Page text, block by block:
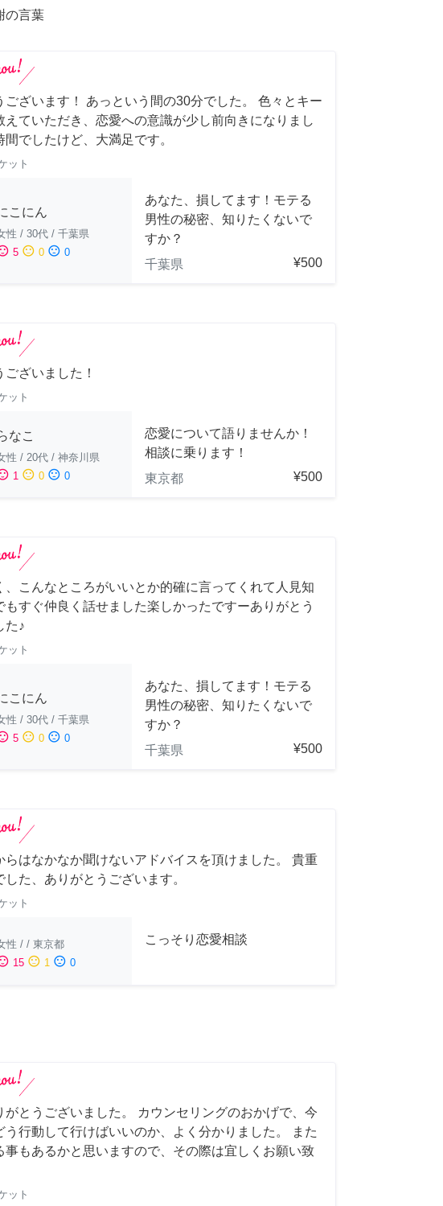
の言葉
ございます！ あっという間の30分でした。 色々とキー
えていただき、恋愛への意識が少し前向きになりまし
間でしたけど、大満足です。
ット
こにん
性 / 30代 / 千葉県
5 sentiment_neutral 0 sentiment_dissatisfied 0
あなた、損してます！モテる
男性の秘密、知りたくないで
すか？
千葉県
¥500
ございました！
ット
なこ
性 / 20代 / 神奈川県
1 sentiment_neutral 0 sentiment_dissatisfied 0
恋愛について語りませんか！
相談に乗ります！
東京都
¥500
、こんなところがいいとか的確に言ってくれて人見知
もすぐ仲良く話せました楽しかったですーありがとう
た♪
ット
こにん
性 / 30代 / 千葉県
5 sentiment_neutral 0 sentiment_dissatisfied 0
あなた、損してます！モテる
男性の秘密、知りたくないで
すか？
千葉県
¥500
らはなかなか聞けないアドバイスを頂けました。 貴重
した、ありがとうございます。
ット
性 / / 東京都
15 sentiment_neutral 1 sentiment_dissatisfied 0
こっそり恋愛相談
がとうございました。 カウンセリングのおかげで、今
う行動して行けばいいのか、よく分かりました。 また
事もあるかと思いますので、その際は宜しくお願い致
ット